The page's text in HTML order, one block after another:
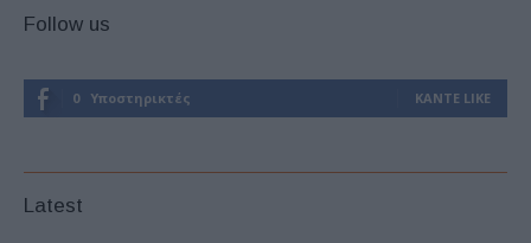
Follow us
0 Υποστηρικτές ΚΆΝΤΕ LIKE
Latest